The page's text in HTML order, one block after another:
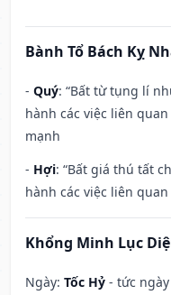
Bành Tổ Bách Kỵ
- Quý: “Bất từ tụng lí
hành các việc liên
mạnh
- Hợi: “Bất giá thú tất
hành các việc liên
Khổng Minh Lục
Ngày: Tốc Hỷ - tức ngày